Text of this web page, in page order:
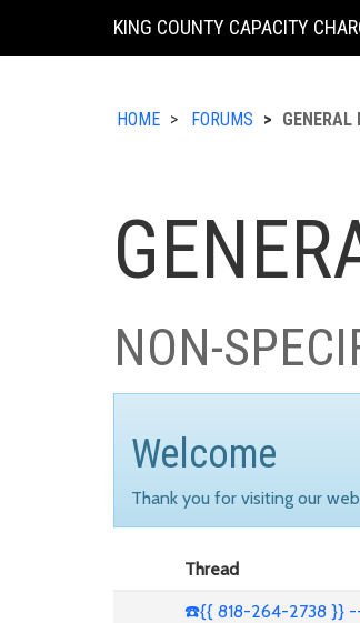
KING COUNTY CAPACITY
HOME FORUMS GENERAL
NON-
Welcome
Thank you for visiting our
Thread
☎️{{ 818-264-2738 }}